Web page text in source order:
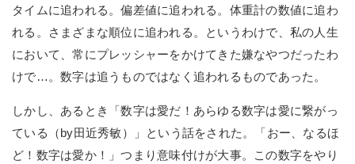
タイムに追われる。偏差値に追われる。体重計の数値に追わ
れる。さまざまな順位に追われる。というわけで、私の人生
において、常にプレッシャーをかけてきた嫌なやつだったわ
けで…。数字は追うものではなく追われるものであった。
しかし、あるとき「数字は愛だ！あらゆる数字は愛に繋がっ
ている（by田近秀敏）」という話をされた。「おー、なるほ
ど！数字は愛か！」つまり意味付けが大事。この数字をやり